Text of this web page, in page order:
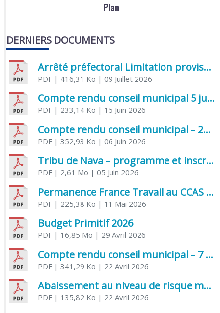
Plan
DERNIERS DOCUMENTS
Arrêté préfectoral Limitation provisoire des usages de l’eau
PDF| 416,31 Ko | 09 Juillet 2026
Compte rendu conseil municipal 5 juin 2026 sénatoriale
PDF| 233,14 Ko | 15 Juin 2026
Compte rendu conseil municipal – 21 avril 2026
PDF| 352,93 Ko | 06 Juin 2026
Tribu de Nava – programme et inscriptions été 2026
PDF| 2,61 Mo | 05 Juin 2026
Permanence France Travail au CCAS de Saujon Juin 2026
PDF| 225,38 Ko | 11 Mai 2026
Budget Primitif 2026
PDF| 16,85 Mo | 29 Avril 2026
Compte rendu conseil municipal – 7 avril 2026
PDF| 341,29 Ko | 22 Avril 2026
Abaissement au niveau de risque modéré de l’Influenza aviaire
PDF| 135,82 Ko | 22 Avril 2026